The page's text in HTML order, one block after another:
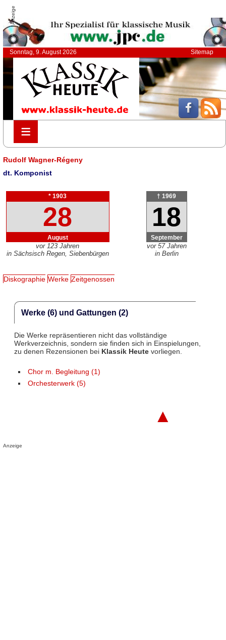
Anzeige
Sonntag, 9. August 2026 Sitemap
≡
≡
Rudolf Wagner-Régeny
dt. Komponist
* 1903
28
August
vor 123 Jahren
in Sächsisch Regen, Siebenbürgen
† 1969
18
September
vor 57 Jahren
in Berlin
Diskographie Werke Zeitgenossen
Werke (6) und Gattungen (2)
Die Werke repräsentieren nicht das vollständige
Werkverzeichnis, sondern sie finden sich in Einspielungen,
zu denen Rezensionen bei Klassik Heutevorliegen.
Chor m. Begleitung (1)
Orchesterwerk (5)
▲
Anzeige